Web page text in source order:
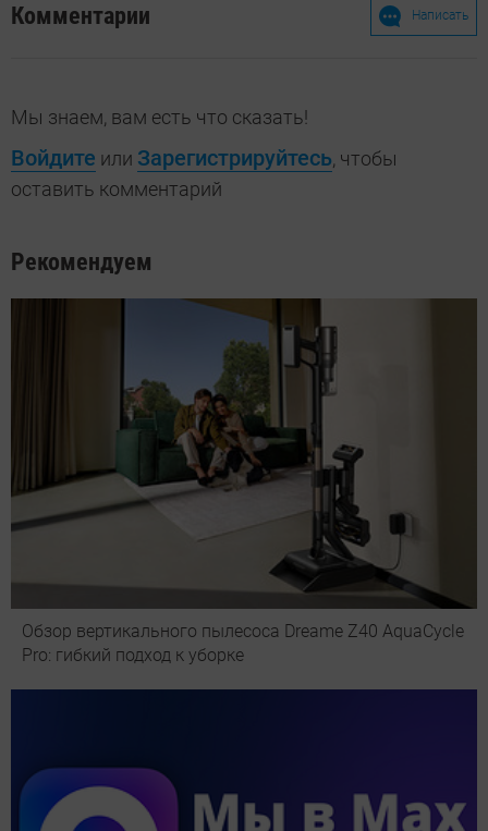
Комментарии Написать
Мы знаем, вам есть что сказать!
Войдите или Зарегистрируйтесь, чтобы
оставить комментарий
Рекомендуем
Обзор вертикального пылесоса Dreame Z40 AquaCycle
Pro: гибкий подход к уборке